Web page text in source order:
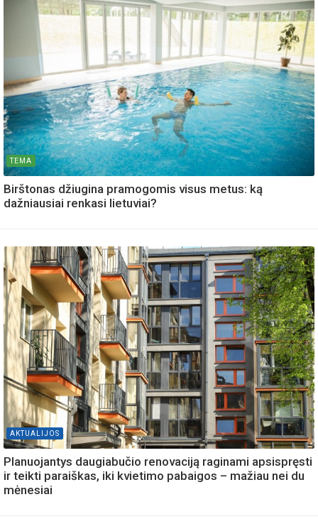
TEMA
Birštonas džiugina pramogomis visus metus: ką
dažniausiai renkasi lietuviai?
AKTUALIJOS
Planuojantys daugiabučio renovaciją raginami apsispręsti
ir teikti paraiškas, iki kvietimo pabaigos – mažiau nei du
mėnesiai